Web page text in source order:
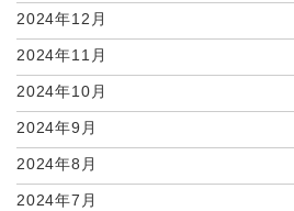
2024年12月
2024年11月
2024年10月
2024年9月
2024年8月
2024年7月